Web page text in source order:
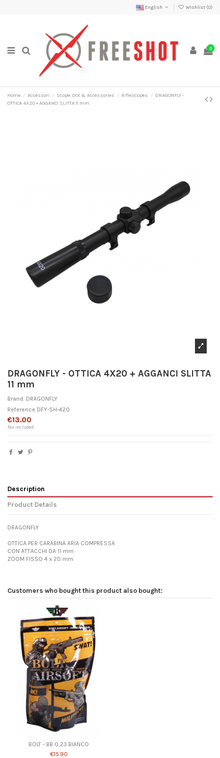
English Wishlist (0)
0
Home Accessori Scope, Dot & Accessories Riflescopes
DRAGONFLY -
OTTICA 4X20 + AGGANCI SLITTA 11 mm
DRAGONFLY - OTTICA 4X20 + AGGANCI SLITTA
11 mm
Brand: DRAGONFLY
Reference DFY-SH-420
€13.00
Tax included
Description
Product Details
DRAGONFLY
OTTICA PER CARABINA ARIA COMPRESSA
CON ATTACCHI DA 11 mm
ZOOM FISSO 4 x 20 mm
Customers who bought this product also bought:
BOLT - BB 0,23 BIANCO
€15.90